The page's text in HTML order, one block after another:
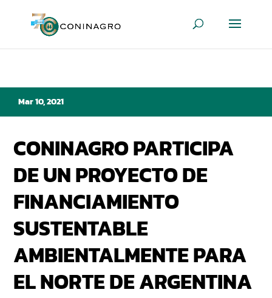
Mar 10, 2021
CONINAGRO PARTICIPA
DE UN PROYECTO DE
FINANCIAMIENTO
SUSTENTABLE
AMBIENTALMENTE PARA
EL NORTE DE ARGENTINA